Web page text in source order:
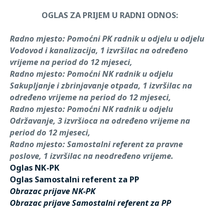
OGLAS ZA PRIJEM U RADNI ODNOS:
Radno mjesto: Pomoćni PK radnik u odjelu u odjelu
Vodovod i kanalizacija, 1 izvršilac na određeno
vrijeme na period do 12 mjeseci,
Radno mjesto: Pomoćni NK radnik u odjelu
Sakupljanje i zbrinjavanje otpada, 1 izvršilac na
određeno vrijeme na period do 12 mjeseci,
Radno mjesto: Pomoćni NK radnik u odjelu
Održavanje, 3 izvršioca na određeno vrijeme na
period do 12 mjeseci,
Radno mjesto: Samostalni referent za pravne
poslove, 1 izvršilac na neodređeno vrijeme.
Oglas NK-PK
Oglas Samostalni referent za PP
Obrazac prijave NK-PK
Obrazac prijave Samostalni referent za PP